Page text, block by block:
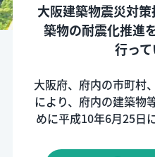
大阪建築物震災対
築物の耐震化推進
行って
大阪府、府内の市町村
により、府内の建築物
めに平成10年6月25日